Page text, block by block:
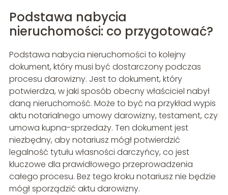
Podstawa nabycia
nieruchomości: co przygotować?
Podstawa nabycia nieruchomości to kolejny
dokument, który musi być dostarczony podczas
procesu darowizny. Jest to dokument, który
potwierdza, w jaki sposób obecny właściciel nabył
daną nieruchomość. Może to być na przykład wypis
aktu notarialnego umowy darowizny, testament, czy
umowa kupna-sprzedaży. Ten dokument jest
niezbędny, aby notariusz mógł potwierdzić
legalność tytułu własności darczyńcy, co jest
kluczowe dla prawidłowego przeprowadzenia
całego procesu. Bez tego kroku notariusz nie będzie
mógł sporządzić aktu darowizny.